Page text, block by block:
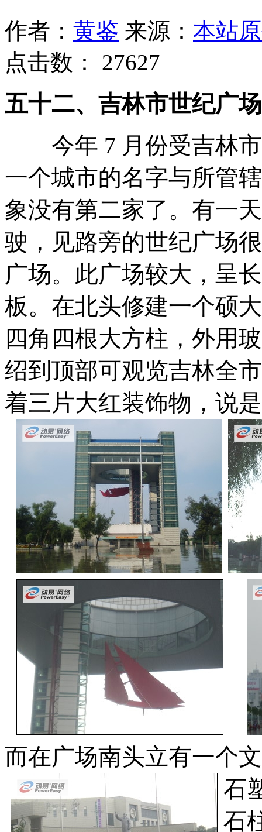
作者： 黄鉴 来源： 本站
点击数： 27627
五十二、吉林市世纪广
今年 7 月份受吉林市
一个城市的名字与所管
象没有第二家了。有一
驶，见路旁的世纪广场
广场。此广场较大，呈
板。在北头修建一个硕
四角四根大方柱，外用
绍到顶部可观览吉林全
着三片大红装饰物，说
而在广场南头立有一个
石
石